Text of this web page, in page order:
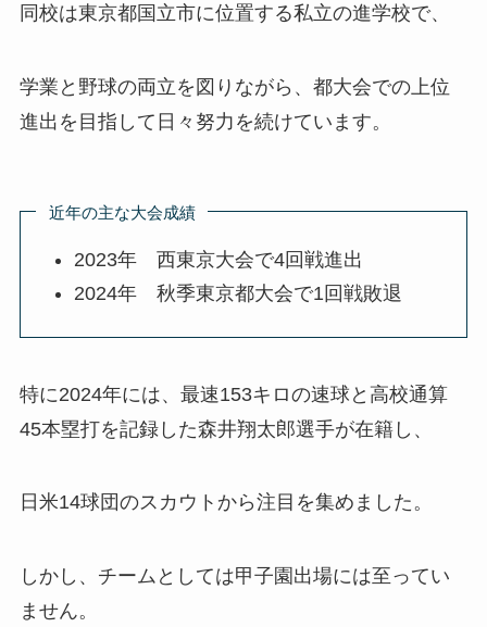
同校は東京都国立市に位置する私立の進学校で、
学業と野球の両立を図りながら、都大会での上位
進出を目指して日々努力を続けています。
近年の主な大会成績
2023年 西東京大会で4回戦進出
2024年 秋季東京都大会で1回戦敗退
特に2024年には、最速153キロの速球と高校通算
45本塁打を記録した森井翔太郎選手が在籍し、
日米14球団のスカウトから注目を集めました。
しかし、チームとしては甲子園出場には至ってい
ません。